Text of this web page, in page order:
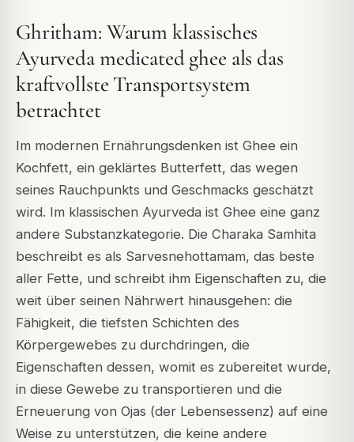
Ghritham: Warum klassisches
Ayurveda medicated ghee als das
kraftvollste Transportsystem
betrachtet
Im modernen Ernährungsdenken ist Ghee ein
Kochfett, ein geklärtes Butterfett, das wegen
seines Rauchpunkts und Geschmacks geschätzt
wird. Im klassischen Ayurveda ist Ghee eine ganz
andere Substanzkategorie. Die Charaka Samhita
beschreibt es als Sarvesnehottamam, das beste
aller Fette, und schreibt ihm Eigenschaften zu, die
weit über seinen Nährwert hinausgehen: die
Fähigkeit, die tiefsten Schichten des
Körpergewebes zu durchdringen, die
Eigenschaften dessen, womit es zubereitet wurde,
in diese Gewebe zu transportieren und die
Erneuerung von Ojas (der Lebensessenz) auf eine
Weise zu unterstützen, die keine andere